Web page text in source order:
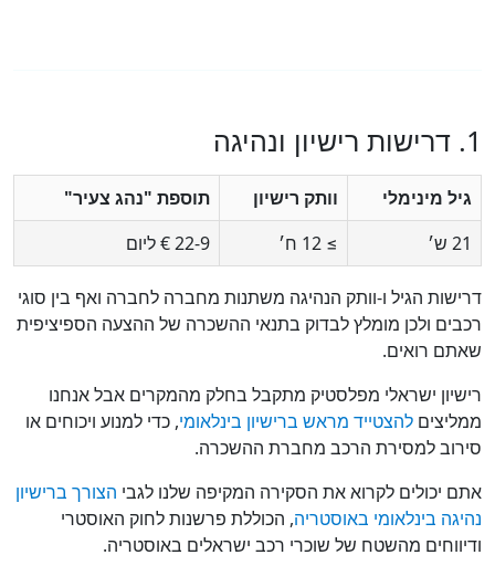
מינימלי וותק רישיון
תוספת "נהג צעיר"
הגיל ו-וותק הנהיגה משתנות מחברה לחברה ואף בין סוגי
ולכן מומלץ לבדוק בתנאי ההשכרה של ההצעה הספיציפית
רואים.
ישראלי מפלסטיק מתקבל בחלק מהמקרים אבל אנחנו
להצטייד מראש ברישיון בינלאומי, כדי למנוע ויכוחים או
למסירת הרכב מחברת ההשכרה.
יכולים לקרוא את הסקירה המקיפה שלנו לגביהצורך ברישיון
בינלאומי באוסטריה, הכוללת פרשנות לחוק האוסטרי
מהשטח של שוכרי רכב ישראלים באוסטריה.